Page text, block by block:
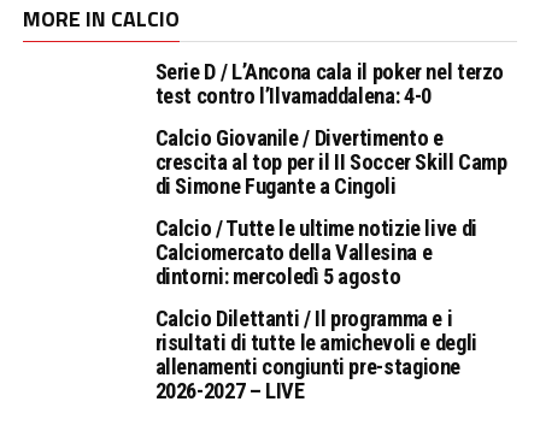
MORE IN CALCIO
Serie D / L’Ancona cala il poker nel terzo
test contro l’Ilvamaddalena: 4-0
Calcio Giovanile / Divertimento e
crescita al top per il II Soccer Skill Camp
di Simone Fugante a Cingoli
Calcio / Tutte le ultime notizie live di
Calciomercato della Vallesina e
dintorni: mercoledì 5 agosto
Calcio Dilettanti / Il programma e i
risultati di tutte le amichevoli e degli
allenamenti congiunti pre-stagione
2026-2027 – LIVE